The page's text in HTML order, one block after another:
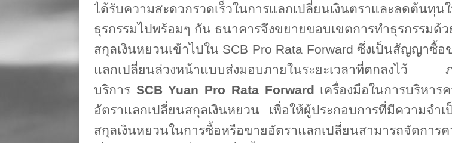
ได้รับความสะดวกรวดเร็วในการแลกเปลี่ยนเงินตราและลดต้นทุน
ธุรกรรมไปพร้อมๆ กัน ธนาคารจึงขยายขอบเขตการทำธุรกรรมด้ว
สกุลเงินหยวนเข้าไปใน SCB Pro Rata Forward ซึ่งเป็นสัญญาซื้อ
แลกเปลี่ยนล่วงหน้าแบบส่งมอบภายในระยะเวลาที่ตกลงไว้
บริการ SCB Yuan Pro Rata Forward เครื่องมือในการบริหาร
อัตราแลกเปลี่ยนสกุลเงินหยวน เพื่อให้ผู้ประกอบการที่มีความจำเ
สกุลเงินหยวนในการซื้อหรือขายอัตราแลกเปลี่ยนสามารถจัดการค